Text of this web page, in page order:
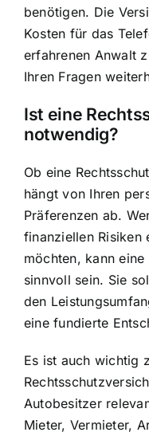
benötigen. Die
Kosten für das
erfahrenen Anwalt
Ihren Fragen
Ist eine
notwendig?
Ob eine
hängt von Ihren
Präferenzen ab.
finanziellen Risiken
möchten, kann
sinnvoll sein. Sie
den
eine fundierte
Es ist auch wichtig
Autobesitzer
Mieter, Vermieter,